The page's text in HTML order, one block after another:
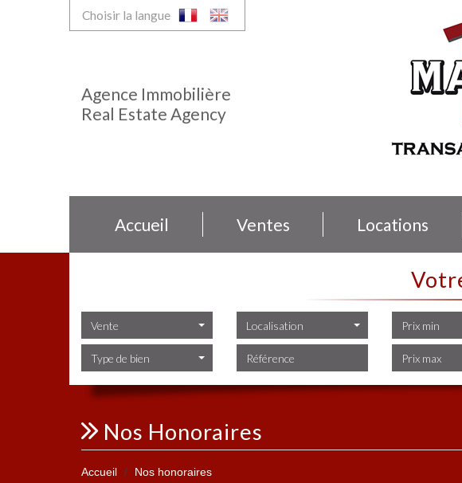
Choisir la langue
Agence Immobilière
Real Estate Agency
Accueil Ventes Locations
Vente
Type de bien
Localisation
Nos Honoraires
Accueil Nos honoraires